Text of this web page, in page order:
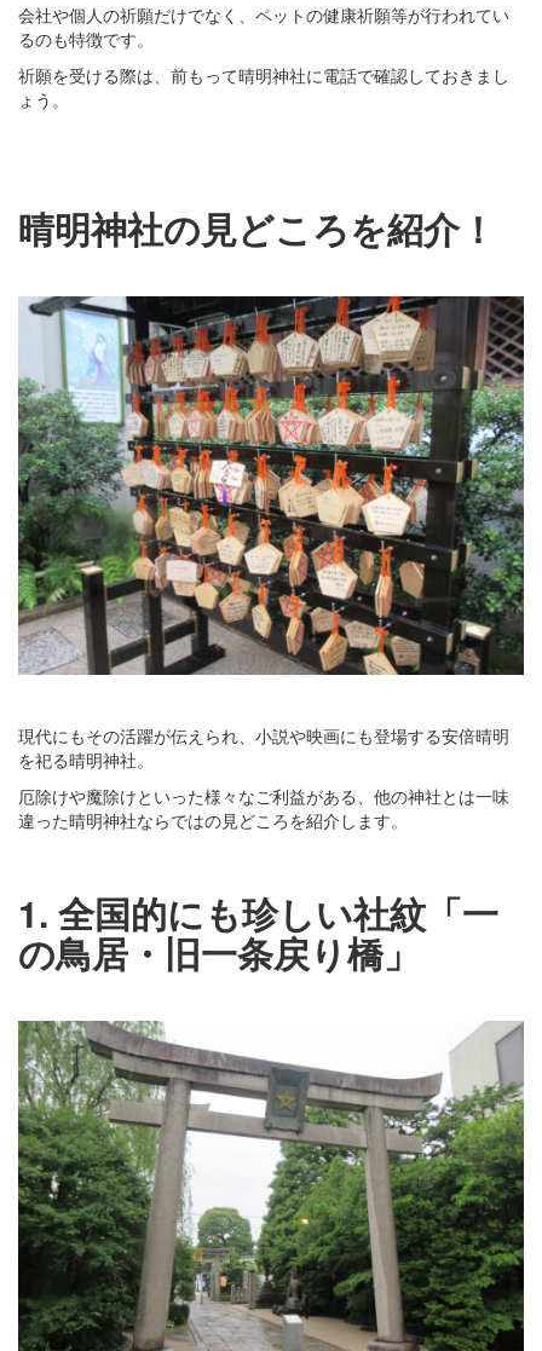
会社や個人の祈願だけでなく、ペットの健康祈願等が行われてい
るのも特徴です。
祈願を受ける際は、前もって晴明神社に電話で確認しておきまし
ょう。
晴明神社の見どころを紹介！
現代にもその活躍が伝えられ、小説や映画にも登場する安倍晴明
を祀る晴明神社。
厄除けや魔除けといった様々なご利益がある、他の神社とは一味
違った晴明神社ならではの見どころを紹介します。
1. 全国的にも珍しい社紋「一
の鳥居・旧一条戻り橋」